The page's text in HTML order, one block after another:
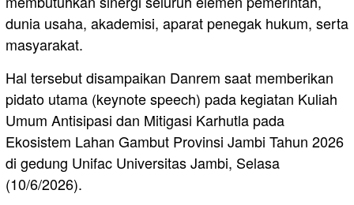
dunia usaha, akademisi, aparat penegak hukum, serta
masyarakat.
Hal tersebut disampaikan Danrem saat memberikan
pidato utama (keynote speech) pada kegiatan Kuliah
Umum Antisipasi dan Mitigasi Karhutla pada
Ekosistem Lahan Gambut Provinsi Jambi Tahun 2026
di gedung Unifac Universitas Jambi, Selasa
(10/6/2026).